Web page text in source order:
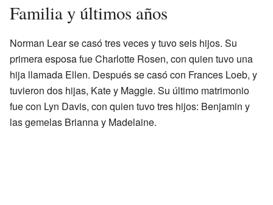
Familia y últimos años
Norman Lear se casó tres veces y tuvo seis hijos. Su
primera esposa fue Charlotte Rosen, con quien tuvo una
hija llamada Ellen. Después se casó con Frances Loeb, y
tuvieron dos hijas, Kate y Maggie. Su último matrimonio
fue con Lyn Davis, con quien tuvo tres hijos: Benjamin y
las gemelas Brianna y Madelaine.